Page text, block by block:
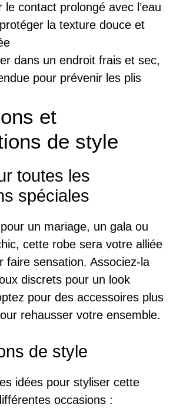
le contact prolongé avec l’eau
la texture douce et
dans un endroit frais et sec,
pour prévenir les plis
et
de style
toutes les
spéciales
un mariage, un gala ou
cette robe sera votre alliée
faire sensation. Associez-la
discrets pour un look
pour des accessoires plus
rehausser votre ensemble.
de style
idées pour styliser cette
occasions :